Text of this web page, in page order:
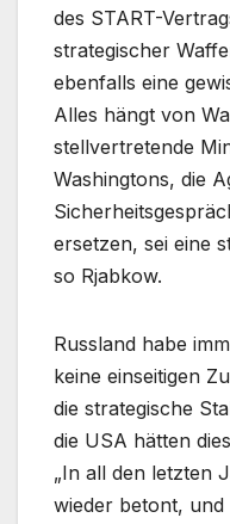
des START-
strategischer
ebenfalls eine
Alles hängt von
stellvertretende
Washingtons, die
ersetzen, sei eine
so Rjabkow.
Russland habe
keine einseitigen
die strategische
die USA hätten
„In all den letzten
wieder betont,